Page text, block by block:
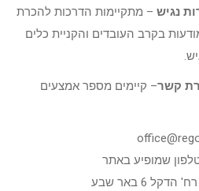
נגיש – מתקיימות הדרכות להכרת
בקרב העובדים והקניית כלים
קשר– קיימים מספר אמצעים
שמופיע באתר
6 באר שבע